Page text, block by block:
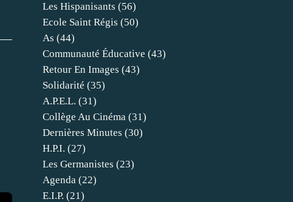
Les Hispanisants (56)
Ecole Saint Régis (50)
As (44)
Communauté Éducative (43)
Retour En Images (43)
Solidarité (35)
A.p.e.l. (31)
Collège Au Cinéma (31)
Dernières Minutes (30)
H.p.i. (27)
Les Germanistes (23)
Agenda (22)
E.i.p. (21)